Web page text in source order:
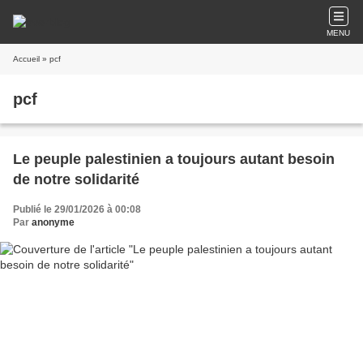
MENU
Accueil » pcf
pcf
Le peuple palestinien a toujours autant besoin
de notre solidarité
Publié le 29/01/2026 à 00:08
Par anonyme